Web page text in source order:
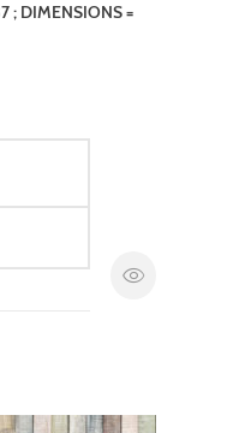
; DIMENSIONS =